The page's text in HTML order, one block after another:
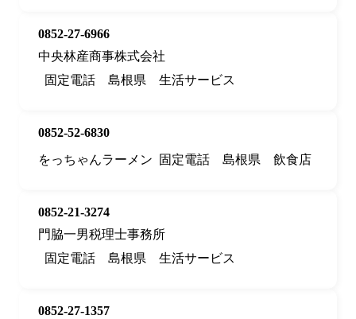
0852-27-6966
中央林産商事株式会社
固定電話
島根県 生活サービス
0852-52-6830
をっちゃんラーメン
固定電話 島根県 飲食店
0852-21-3274
門脇一男税理士事務所
固定電話
島根県 生活サービス
0852-27-1357